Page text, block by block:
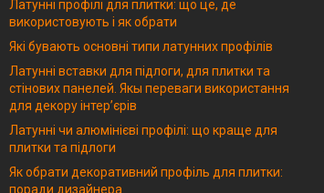
Латунні профілі для плитки: що це, де
використовують і як обрати
Які бувають основні типи латунних профілів
Латунні вставки для підлоги, для плитки та
стінових панелей. Якы переваги використання
для декору інтерʼєрів
Латунні чи алюмінієві профілі: що краще для
плитки та підлоги
Як обрати декоративний профіль для плитки:
поради дизайнера